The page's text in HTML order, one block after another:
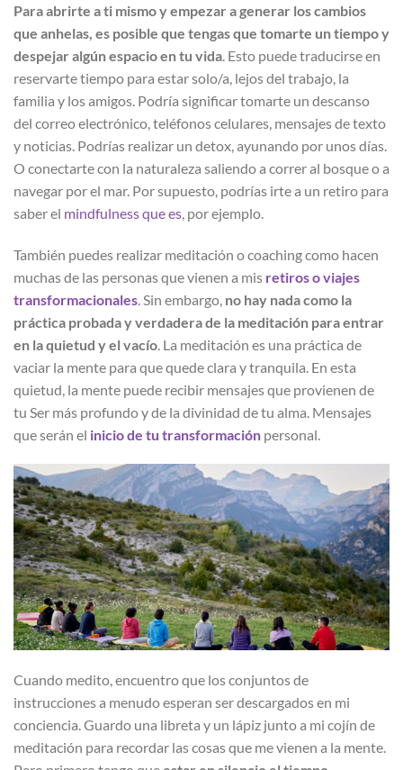
Para abrirte a ti mismo y empezar a generar los cambios
que anhelas, es posible que tengas que tomarte un tiempo y
despejar algún espacio en tu vida. Esto puede traducirse en
reservarte tiempo para estar solo/a, lejos del trabajo, la
familia y los amigos. Podría significar tomarte un descanso
del correo electrónico, teléfonos celulares, mensajes de texto
y noticias. Podrías realizar un detox, ayunando por unos días.
O conectarte con la naturaleza saliendo a correr al bosque o a
navegar por el mar. Por supuesto, podrías irte a un retiro para
saber el mindfulness que es, por ejemplo.
También puedes realizar meditación o coaching como hacen
muchas de las personas que vienen a mis retiros o viajes
transformacionales . Sin embargo, no hay nada como la
práctica probada y verdadera de la meditación para entrar
en la quietud y el vacío . La meditación es una práctica de
vaciar la mente para que quede clara y tranquila. En esta
quietud, la mente puede recibir mensajes que provienen de
tu Ser más profundo y de la divinidad de tu alma. Mensajes
que serán el inicio de tu transformación personal.
Cuando medito, encuentro que los conjuntos de
instrucciones a menudo esperan ser descargados en mi
conciencia. Guardo una libreta y un lápiz junto a mi cojín de
meditación para recordar las cosas que me vienen a la mente.